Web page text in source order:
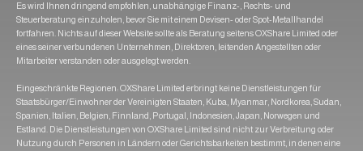
Es wird Ihnen dringend empfohlen, unabhängige Finanz-, Rechts- und
Steuerberatung einzuholen, bevor Sie mit einem Devisen- oder Spot-Metallhandel
fortfahren. Nichts auf dieser Website sollte als Beratung seitens OXShare Limited oder
eines seiner verbundenen Unternehmen, Direktoren, leitenden Angestellten oder
Mitarbeiter verstanden oder ausgelegt werden.
Eingeschränkte Regionen: OXShare Limited erbringt keine Dienstleistungen für
Staatsbürger/Einwohner der Vereinigten Staaten, Kuba, Myanmar, Nordkorea, Sudan,
Spanien, Italien, Belgien, Finnland, Portugal, Indonesien, Japan, Norwegen und
Estland. Die Dienstleistungen von OXShare Limited sind nicht zur Verbreitung oder
Nutzung durch Personen in Ländern oder Gerichtsbarkeiten bestimmt, in denen eine